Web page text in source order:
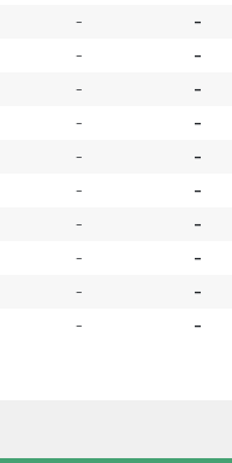
- -
- -
- -
- -
- -
- -
- -
- -
- -
- -